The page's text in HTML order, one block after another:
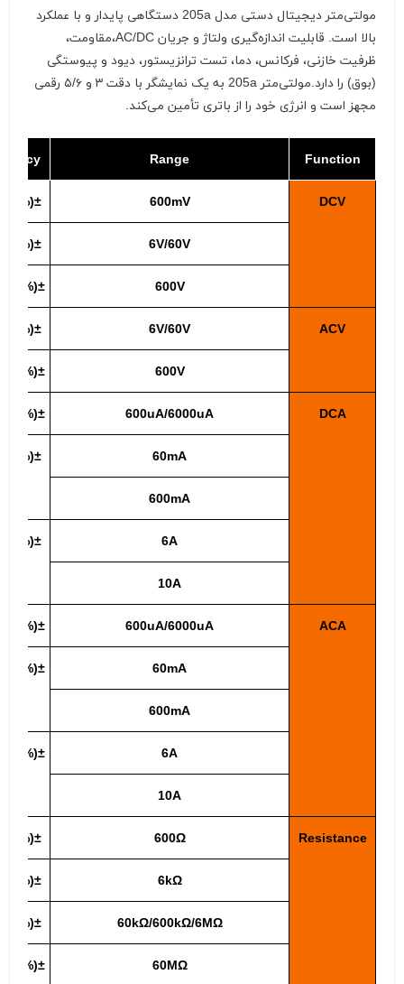
مولتی‌متر دیجیتال دستی مدل 205a دستگاهی پایدار و با عملکرد
بالا است. قابلیت اندازه‌گیری ولتاژ و جریان AC/DC،مقاومت،
ظرفیت خازنی، فرکانس، دما، تست ترانزیستور، دیود و پیوستگی
(بوق) را دارد.مولتی‌متر 205a به یک نمایشگر با دقت ۳ و ۵/۶ رقمی
مجهز است و انرژی خود را از باتری تأمین می‌کند.
Function
Range
DCV
600mV
±(0.5%+5)
6V/60V
±(0.5%+3)
600V
±(1.0%+10)
ACV
6V/60V
±(0.8%+5)
600V
±(1.2%+10)
DCA
600uA/6000uA
±(1.0%+10)
60mA
±(1.2%+8)
600mA
6A
±(2.0%+5)
10A
ACA
600uA/6000uA
±(1.0%+10)
60mA
±(1.5%+15)
600mA
6A
±(3.0%+10)
10A
Resistance
600Ω
±(0.8%+5)
6kΩ
±(0.8%+5)
60kΩ/600kΩ/6MΩ
±(0.8%+4)
60MΩ
±(1.2%+10)